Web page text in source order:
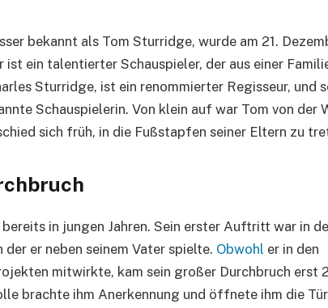
bekannt als Tom Sturridge, wurde am 21.
ein talentierter Schauspieler, der aus einer
Sturridge, ist ein renommierter Regisseur, und
Schauspielerin. Von klein auf war Tom von der
sich früh, in die Fußstapfen seiner Eltern zu
in jungen Jahren. Sein erster Auftritt war in
der er neben seinem Vater spielte. Obwohl er in den
mitwirkte, kam sein großer Durchbruch erst
brachte ihm Anerkennung und öffnete ihm die